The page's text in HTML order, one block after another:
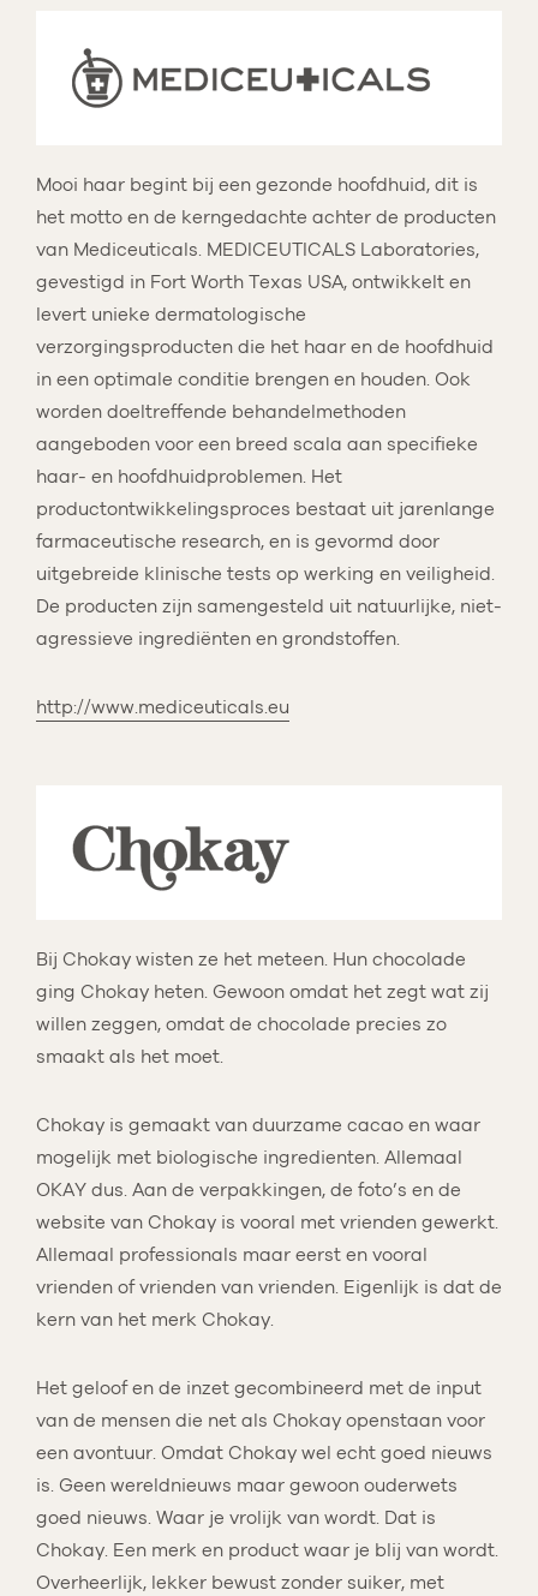
Mooi haar begint bij een gezonde hoofdhuid, dit is
het motto en de kerngedachte achter de producten
van Mediceuticals. MEDICEUTICALS Laboratories,
gevestigd in Fort Worth Texas USA, ontwikkelt en
levert unieke dermatologische
verzorgingsproducten die het haar en de hoofdhuid
in een optimale conditie brengen en houden. Ook
worden doeltreffende behandelmethoden
aangeboden voor een breed scala aan specifieke
haar- en hoofdhuidproblemen. Het
productontwikkelingsproces bestaat uit jarenlange
farmaceutische research, en is gevormd door
uitgebreide klinische tests op werking en veiligheid.
De producten zijn samengesteld uit natuurlijke, niet-
agressieve ingrediënten en grondstoffen.
http://www.mediceuticals.eu
Bij Chokay wisten ze het meteen. Hun chocolade
ging Chokay heten. Gewoon omdat het zegt wat zij
willen zeggen, omdat de chocolade precies zo
smaakt als het moet.
Chokay is gemaakt van duurzame cacao en waar
mogelijk met biologische ingredienten. Allemaal
OKAY dus. Aan de verpakkingen, de foto’s en de
website van Chokay is vooral met vrienden gewerkt.
Allemaal professionals maar eerst en vooral
vrienden of vrienden van vrienden. Eigenlijk is dat de
kern van het merk Chokay.
Het geloof en de inzet gecombineerd met de input
van de mensen die net als Chokay openstaan voor
een avontuur. Omdat Chokay wel echt goed nieuws
is. Geen wereldnieuws maar gewoon ouderwets
goed nieuws. Waar je vrolijk van wordt. Dat is
Chokay. Een merk en product waar je blij van wordt.
Overheerlijk, lekker bewust zonder suiker, met